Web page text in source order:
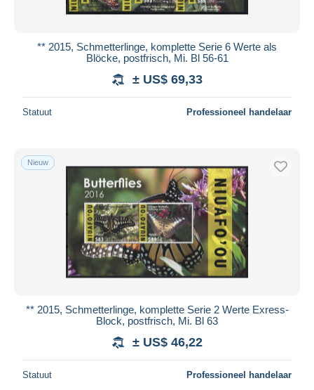
** 2015, Schmetterlinge, komplette Serie 6 Werte als
Blöcke, postfrisch, Mi. Bl 56-61
± US$ 69,33
Statuut Professioneel handelaar
Nieuw
** 2015, Schmetterlinge, komplette Serie 2 Werte Exress-
Block, postfrisch, Mi. Bl 63
± US$ 46,22
Statuut Professioneel handelaar